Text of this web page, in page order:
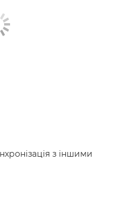
з іншими